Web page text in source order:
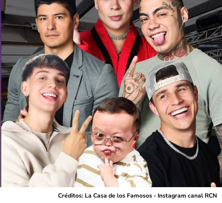
Créditos: La Casa de los Famosos - Instagram canal RCN